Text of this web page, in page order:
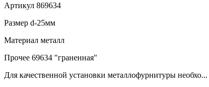
Артикул 869634
Размер d-25мм
Материал металл
Прочее 69634 "граненная"
Для качественной установки металлофурнитуры необхо...